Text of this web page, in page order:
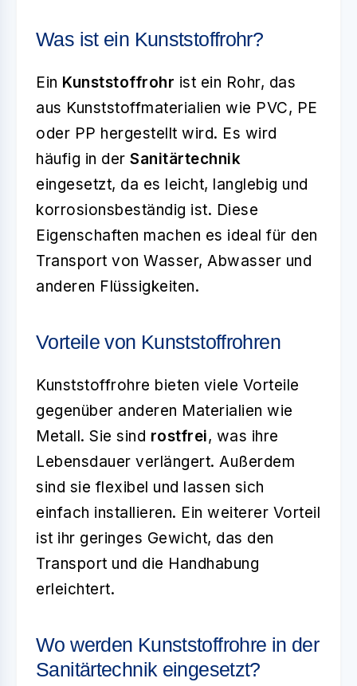
Was ist ein Kunststoffrohr?
Ein Kunststoffrohr ist ein Rohr, das
aus Kunststoffmaterialien wie PVC, PE
oder PP hergestellt wird. Es wird
häufig in der Sanitärtechnik
eingesetzt, da es leicht, langlebig und
korrosionsbeständig ist. Diese
Eigenschaften machen es ideal für den
Transport von Wasser, Abwasser und
anderen Flüssigkeiten.
Vorteile von Kunststoffrohren
Kunststoffrohre bieten viele Vorteile
gegenüber anderen Materialien wie
Metall. Sie sind rostfrei, was ihre
Lebensdauer verlängert. Außerdem
sind sie flexibel und lassen sich
einfach installieren. Ein weiterer Vorteil
ist ihr geringes Gewicht, das den
Transport und die Handhabung
erleichtert.
Wo werden Kunststoffrohre in der
Sanitärtechnik eingesetzt?